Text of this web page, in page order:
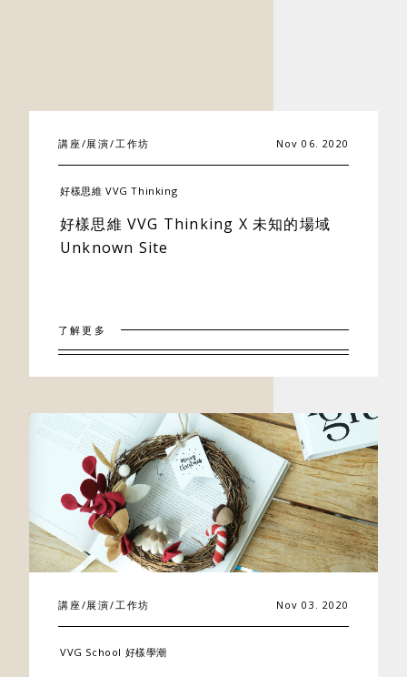
講座/展演/工作坊 Nov 06. 2020
好樣思維 VVG Thinking
好樣思維 VVG Thinking X 未知的場域
Unknown Site
了解更多
講座/展演/工作坊 Nov 03. 2020
VVG School 好樣學潮